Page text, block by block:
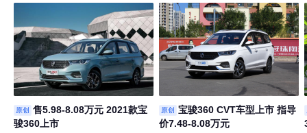
原创
售5.98-8.08万元 2021款宝
骏360上市
原创
宝骏360 CVT车型上市 指导
价7.48-8.08万元